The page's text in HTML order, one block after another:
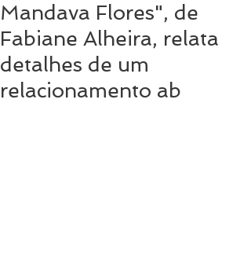
Mandava Flores", de
Fabiane Alheira, relata
detalhes de um
relacionamento ab